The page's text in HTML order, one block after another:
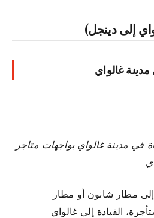
غالواي
في مدينة غالواي بواجهات متاجر
مطار شانون أو مطار
القيادة إلى غالواي